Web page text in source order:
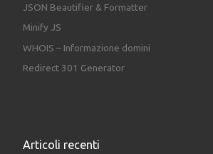
JSON Beautifier & Formatter
Minify JS
WHOIS – Informazione domini
Redirect 301 Generator
Articoli recenti